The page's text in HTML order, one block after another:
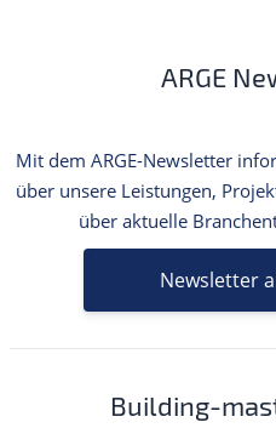
h
ARGE
Mit dem ARGE-Newsletter
über unsere Leistungen,
über aktuelle
Newsletter
Building-